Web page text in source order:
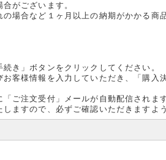
がございます。
場合など１ヶ月以上の納期がかかる商
き」ボタンをクリックしてください。
客様情報を入力していただき、「購入
ご注文受付」メールが自動配信されます
ますので、必ずご確認いただきますよ